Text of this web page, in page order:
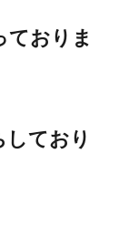
ておりま
しており